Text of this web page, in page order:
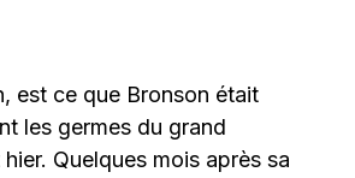
est ce que Bronson était
les germes du grand
Quelques mois après sa